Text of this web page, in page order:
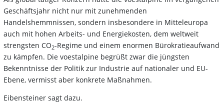
Geschäftsjahr nicht nur mit zunehmenden
Handelshemmnissen, sondern insbesondere in Mitteleuropa
auch mit hohen Arbeits- und Energiekosten, dem weltweit
strengsten CO2-Regime und einem enormen Bürokratieaufwand
zu kämpfen. Die voestalpine begrüßt zwar die jüngsten
Bekenntnisse der Politik zur Industrie auf nationaler und EU-
Ebene, vermisst aber konkrete Maßnahmen.
Eibensteiner sagt dazu.